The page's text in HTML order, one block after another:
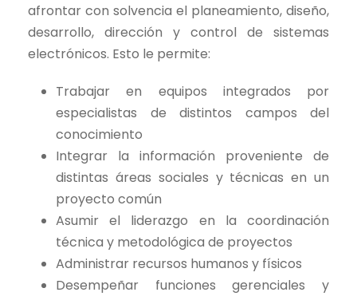
afrontar con solvencia el planeamiento, diseño,
desarrollo, dirección y control de sistemas
electrónicos. Esto le permite:
Trabajar en equipos integrados por
especialistas de distintos campos del
conocimiento
Integrar la información proveniente de
distintas áreas sociales y técnicas en un
proyecto común
Asumir el liderazgo en la coordinación
técnica y metodológica de proyectos
Administrar recursos humanos y físicos
Desempeñar funciones gerenciales y